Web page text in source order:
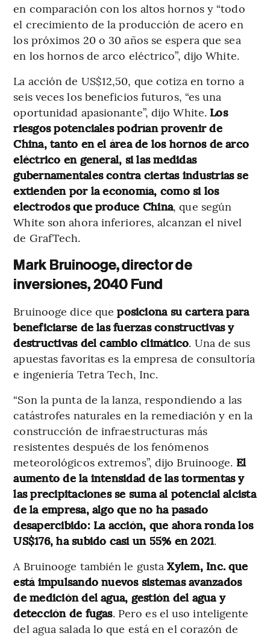
en comparación con los altos hornos y “todo
el crecimiento de la producción de acero en
los próximos 20 o 30 años se espera que sea
en los hornos de arco eléctrico”, dijo White.
La acción de US$12,50, que cotiza en torno a
seis veces los beneficios futuros, “es una
oportunidad apasionante”, dijo White. Los
riesgos potenciales podrían provenir de
China, tanto en el área de los hornos de arco
eléctrico en general, si las medidas
gubernamentales contra ciertas industrias se
extienden por la economía, como si los
electrodos que produce China, que según
White son ahora inferiores, alcanzan el nivel
de GrafTech.
Mark Bruinooge, director de
inversiones, 2040 Fund
Bruinooge dice queposiciona su cartera para
beneficiarse de las fuerzas constructivas y
destructivas del cambio climático. Una de sus
apuestas favoritas es la empresa de consultoría
e ingeniería Tetra Tech, Inc.
“Son la punta de la lanza, respondiendo a las
catástrofes naturales en la remediación y en la
construcción de infraestructuras más
resistentes después de los fenómenos
meteorológicos extremos”, dijo Bruinooge. El
aumento de la intensidad de las tormentas y
las precipitaciones se suma al potencial alcista
de la empresa, algo que no ha pasado
desapercibido: La acción, que ahora ronda los
US$176, ha subido casi un 55% en 2021.
A Bruinooge también le gusta Xylem, Inc. que
está impulsando nuevos sistemas avanzados
de medición del agua, gestión del agua y
detección de fugas. Pero es el uso inteligente
del agua salada lo que está en el corazón de